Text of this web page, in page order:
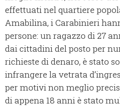
effettuati nel quartiere
Amabilina, i Carabinieri
persone: un ragazzo di 27
dai cittadini del posto per
richieste di denaro, è stato
infrangere la vetrata
per motivi non meglio
di appena 18 anni è stato